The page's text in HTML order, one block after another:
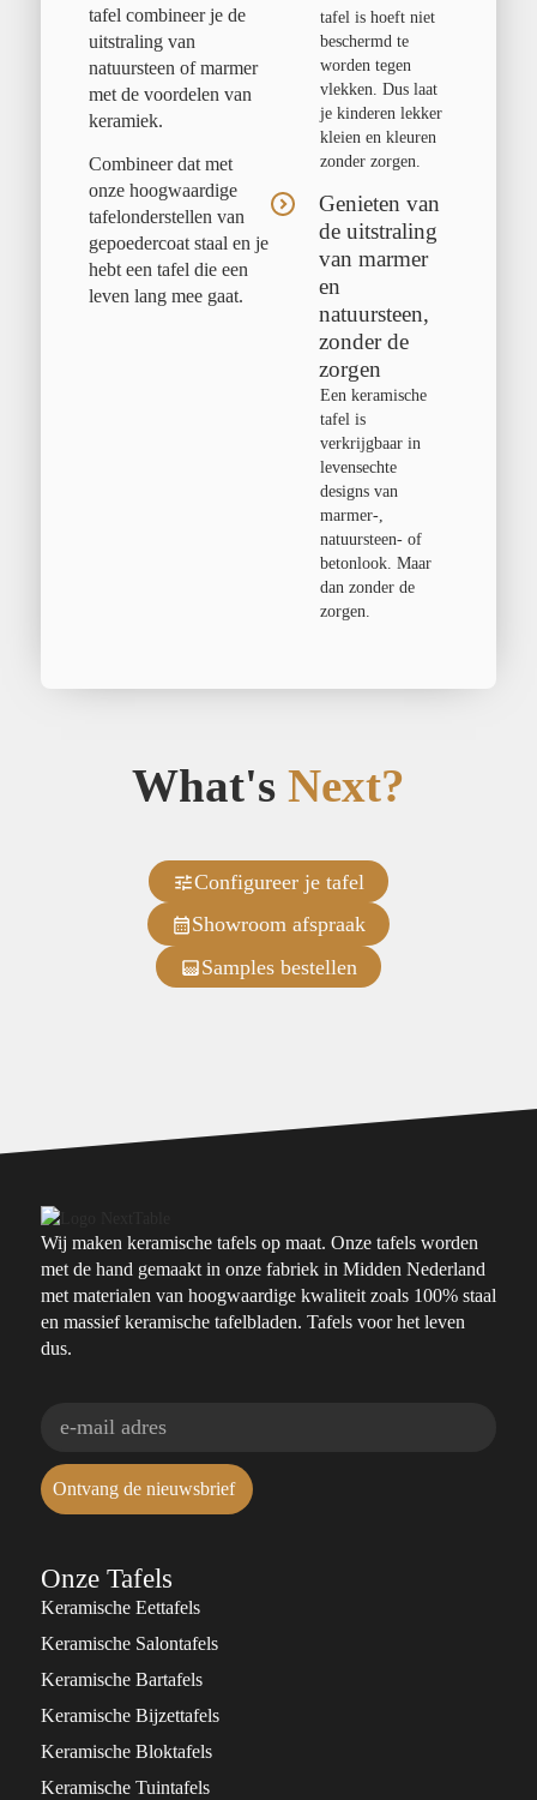
tafel is hoeft niet
beschermd te
worden tegen
vlekken. Dus laat
je kinderen lekker
kleien en kleuren
zonder zorgen.
Genieten van
de uitstraling
van marmer
en
natuursteen,
zonder de
zorgen
Een keramische
tafel is
verkrijgbaar in
levensechte
designs van
marmer-,
natuursteen- of
betonlook. Maar
dan zonder de
zorgen.
tafel combineer je de
uitstraling van
natuursteen of marmer
met de voordelen van
keramiek.
Combineer dat met
onze hoogwaardige
tafelonderstellen van
gepoedercoat staal en je
hebt een tafel die een
leven lang mee gaat.
What's Next?
Configureer je tafel
Showroom afspraak
Samples bestellen
Ontvang de nieuwsbrief
Wij maken keramische tafels op maat. Onze tafels worden
met de hand gemaakt in onze fabriek in Midden Nederland
met materialen van hoogwaardige kwaliteit zoals 100% staal
en massief keramische tafelbladen. Tafels voor het leven
dus.
Onze Tafels
Keramische Eettafels
Keramische Salontafels
Keramische Bartafels
Keramische Bijzettafels
Keramische Bloktafels
Keramische Tuintafels